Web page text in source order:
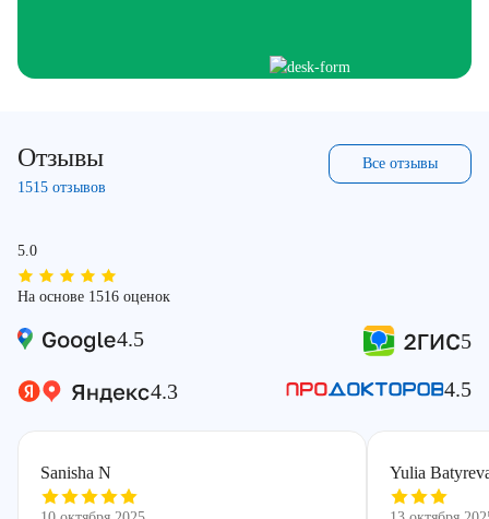
Отзывы
1515 отзывов
Все отзывы
5.0
На основе 1516 оценок
4.5 5
4.3 4.5
Sanisha N Yulia